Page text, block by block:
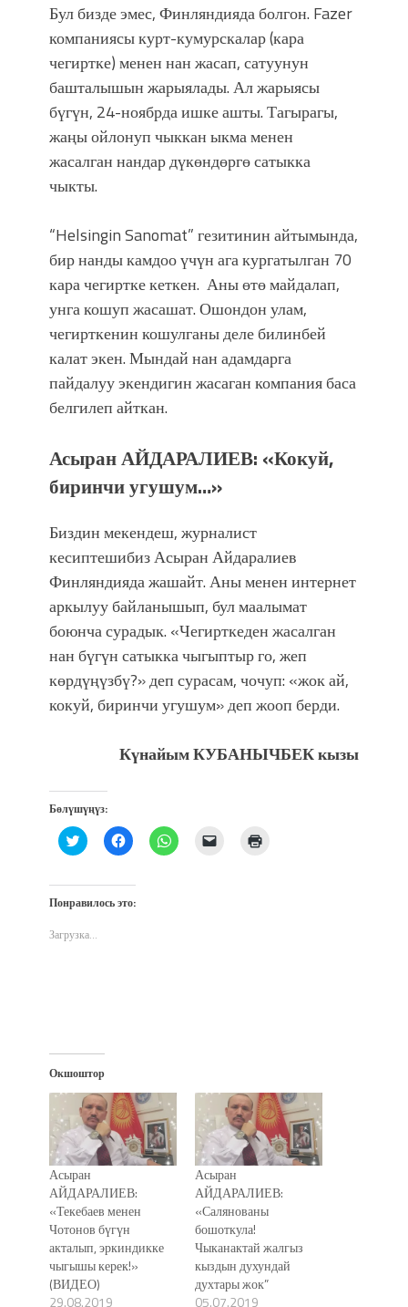
собрал более 20 тысяч гостей
Жыргалбек КАСАБОЛОТОВ:
“Уңгужол” темадагы тегерек столго
атка минерлер дагы катышса жакшы
болмок”
Бул бизде эмес, Финляндияда болгон. Fazer
компаниясы курт-кумурскалар (кара
чегиртке) менен нан жасап, сатуунун
башталышын жарыялады. Ал жарыясы
бүгүн, 24-ноябрда ишке ашты. Тагырагы,
жаңы ойлонуп чыккан ыкма менен
жасалган нандар дүкөндөргө сатыкка
чыкты.
“Helsingin Sanomat” гезитинин айтымында,
бир нанды камдоо үчүн ага кургатылган 70
кара чегиртке кеткен. Аны өтө майдалап,
унга кошуп жасашат. Ошондон улам,
чегирткенин кошулганы деле билинбей
калат экен. Мындай нан адамдарга
пайдалуу экендигин жасаган компания баса
белгилеп айткан.
Асыран АЙДАРАЛИЕВ: «Кокуй,
биринчи угушум…»
Биздин мекендеш, журналист
кесиптешибиз Асыран Айдаралиев
Финляндияда жашайт. Аны менен интернет
аркылуу байланышып, бул маалымат
боюнча сурадык. «Чегирткеден жасалган
нан бүгүн сатыкка чыгыптыр го, жеп
көрдүңүзбү?» деп сурасам, чочуп: «жок ай,
кокуй, биринчи угушум» деп жооп берди.
Күнайым КУБАНЫЧБЕК кызы
Бөлүшүңүз:
Нажмите,
чтобы
Twitter
(Открывается
в
окне)
Нажмите,
чтобы
Facebook
(Открывается
в
Нажмите,
чтобы
Послать
ссылку
Понравилось это:
Загрузка...
Окшоштор
Асыран
АЙДАРАЛИЕВ:
«Текебаев менен
Чотонов бүгүн
акталып, эркиндикке
чыгышы керек!»
(ВИДЕО)
29.08.2019
Асыран
АЙДАРАЛИЕВ:
«Салянованы
бошоткула!
Чыканактай жалгыз
кыздын духундай
духтары жок”
05.07.2019